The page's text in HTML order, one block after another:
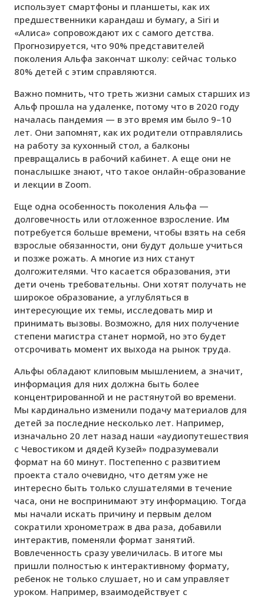
использует смартфоны и планшеты, как их
предшественники карандаш и бумагу, а Siri и
«Алиса» сопровождают их с самого детства.
Прогнозируется, что 90% представителей
поколения Альфа закончат школу: сейчас только
80% детей с этим справляются.
Важно помнить, что треть жизни самых старших из
Альф прошла на удаленке, потому что в 2020 году
началась пандемия — в это время им было 9–10
лет. Они запомнят, как их родители отправлялись
на работу за кухонный стол, а балконы
превращались в рабочий кабинет. А еще они не
понаслышке знают, что такое онлайн-образование
и лекции в Zoom.
Еще одна особенность поколения Альфа —
долговечность или отложенное взросление. Им
потребуется больше времени, чтобы взять на себя
взрослые обязанности, они будут дольше учиться
и позже рожать. А многие из них станут
долгожителями. Что касается образования, эти
дети очень требовательны. Они хотят получать не
широкое образование, а углубляться в
интересующие их темы, исследовать мир и
принимать вызовы. Возможно, для них получение
степени магистра станет нормой, но это будет
отсрочивать момент их выхода на рынок труда.
Альфы обладают клиповым мышлением, а значит,
информация для них должна быть более
концентрированной и не растянутой во времени.
Мы кардинально изменили подачу материалов для
детей за последние несколько лет. Например,
изначально 20 лет назад наши «аудиопутешествия
с Чевостиком и дядей Кузей» подразумевали
формат на 60 минут. Постепенно с развитием
проекта стало очевидно, что детям уже не
интересно быть только слушателями в течение
часа, они не воспринимают эту информацию. Тогда
мы начали искать причину и первым делом
сократили хронометраж в два раза, добавили
интерактив, поменяли формат занятий.
Вовлеченность сразу увеличилась. В итоге мы
пришли полностью к интерактивному формату,
ребенок не только слушает, но и сам управляет
уроком. Например, взаимодействует с